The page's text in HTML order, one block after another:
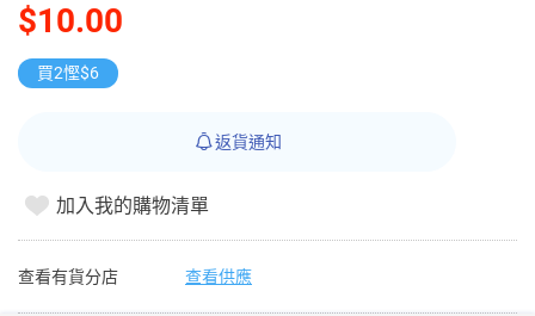
$10.00
買2慳$6
返貨通知
加入我的購物清單
查看有貨分店 查看供應